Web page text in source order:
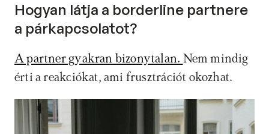
Hogyan látja a borderline partnere
a párkapcsolatot?
A partner gyakran bizonytalan. Nem mindig
érti a reakciókat, ami frusztrációt okozhat.